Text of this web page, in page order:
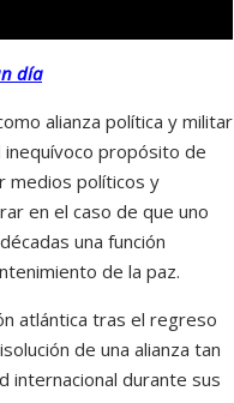
día
alianza política y militar
propósito de
medios políticos y
en el caso de que uno
una función
de la paz.
atlántica tras el regreso
de una alianza tan
internacional durante sus